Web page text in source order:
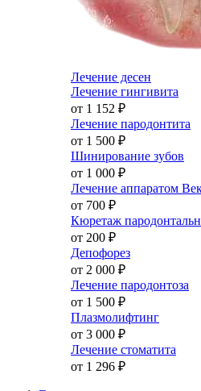
Лечение десен
Лечение гингивита
от 1 152 ₽
Лечение пародонтита
от 1 500 ₽
Шинирование зубов
от 1 000 ₽
Лечение аппаратом
от 700 ₽
Кюретаж
от 200 ₽
Депофорез
от 2 000 ₽
Лечение пародонтоза
от 1 500 ₽
Плазмолифтинг
от 3 000 ₽
Лечение стоматита
от 1 296 ₽